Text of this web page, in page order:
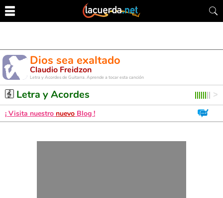
Dios sea exaltado
Claudio Freidzon
Letra y Acordes de Guitarra. Aprende a tocar esta canción
Letra y Acordes
¡ Visita nuestro nuevo Blog !